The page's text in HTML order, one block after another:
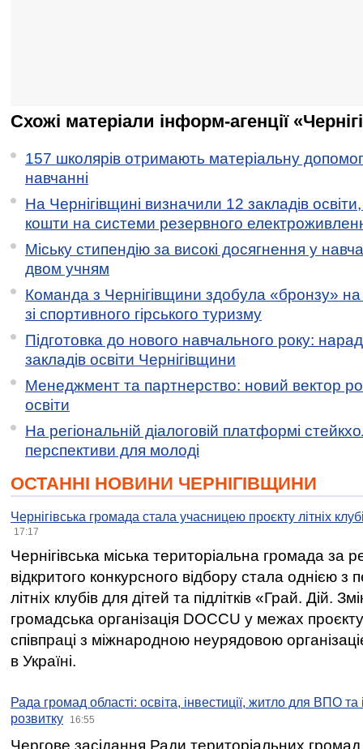
Схожі матеріали інформ-агенції
157 школярів отримають матеріальну
навчанні
На Чернігівщині визначили 12 закладів
кошти на системи резервного
Міську стипендію за високі досягнення у
двом учням
Команда з Чернігівщини здобула «бронзу» на
зі спортивного гірського туризму
Підготовка до нового навчального року:
закладів освіти Чернігівщини
Менеджмент та партнерство: новий вектор
освіти
На регіональній діалоговій платформі
перспективи для молоді
ОСТАННІ НОВИНИ ЧЕРНІГІВЩИНИ
Чернігівська громада стала учасницею проєкту літніх
17:17
Чернігівська міська територіальна громада за
відкритого конкурсного відбору стала однією
літніх клубів для дітей та підлітків «Грай. Дій.
громадська організація DOCCU у межах
співпраці з міжнародною неурядовою
в Україні.
Рада громад області: освіта, інвестиції, житло для ВПО
розвитку
16:55
Чергове засідання Ради територіальних громад